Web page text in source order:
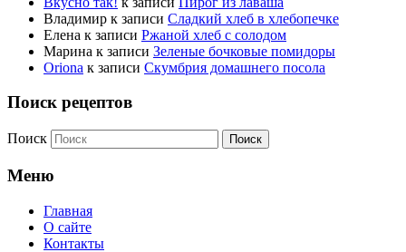
Владимир к записи Сладкий хлеб в хлебопечке
Елена к записи Ржаной хлеб с солодом
Марина к записи Зеленые бочковые помидоры
Oriona к записи Скумбрия домашнего посола
Поиск рецептов
Поиск
Меню
Главная
О сайте
Контакты